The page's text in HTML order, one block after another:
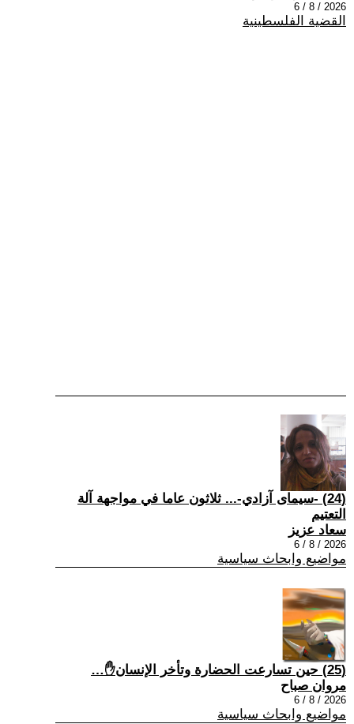
2026 / 8 / 6
القضية الفلسطينية
(24) -سيمای آزادي-... ثلاثون عاما في مواجهة آلة
التعتيم
سعاد عزيز
2026 / 8 / 6
مواضيع وابحاث سياسية
(25) حين تسارعت الحضارة وتأخر الإنسان✋…
مروان صباح
2026 / 8 / 6
مواضيع وابحاث سياسية